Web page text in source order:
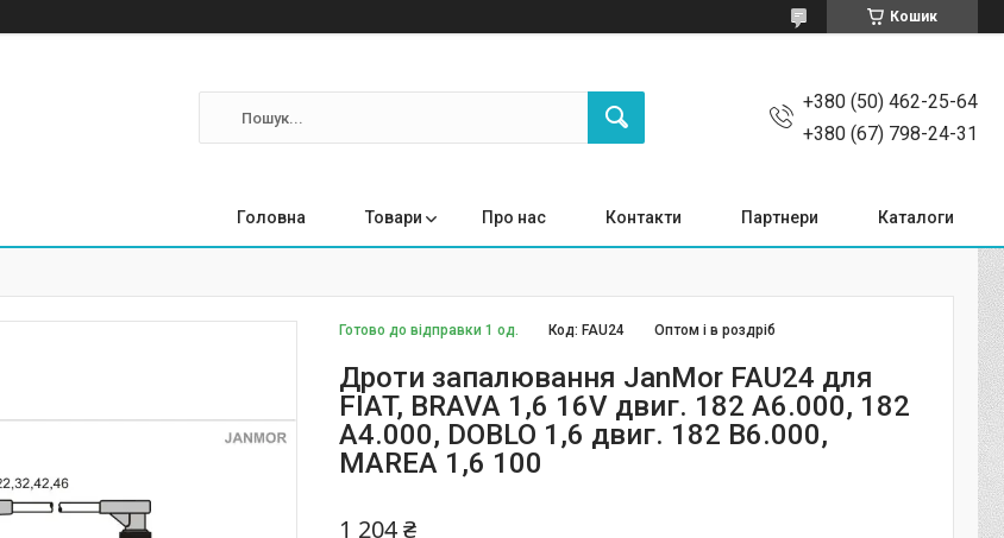
Кошик
+380 (50) 462-25-64
+380 (67) 798-24-31
Головна Товари Про нас Контакти Партнери Каталоги
Готово до відправки 1 од. Оптом і в роздріб
Код: FAU24
Дроти запалювання JanMor FAU24 для
FIAT, BRAVA 1,6 16V двиг. 182 A6.000, 182
A4.000, DOBLO 1,6 двиг. 182 B6.000,
MAREA 1,6 100
1 204 ₴